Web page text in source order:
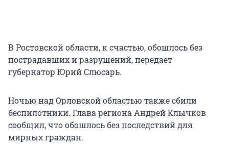
В Ростовской области, к счастью, обошлось без
пострадавших и разрушений, передает
губернатор Юрий Слюсарь.
Ночью над Орловской областью также сбили
беспилотники. Глава региона Андрей Клычков
сообщил, что обошлось без последствий для
мирных граждан.